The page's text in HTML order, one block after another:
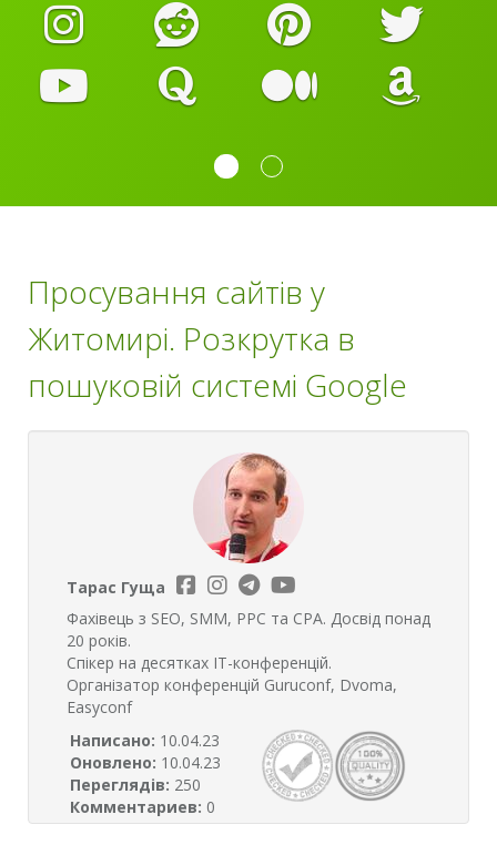
Просування сайтів у
Житомирі. Розкрутка в
пошуковій системі Google
Тарас Гуща
Фахівець з SEO, SMM, PPC та CPA. Досвід понад
20 років.
Спікер на десятках ІТ-конференцій.
Організатор конференцій Guruconf, Dvoma,
Easyconf
Написано: 10.04.23
Оновлено: 10.04.23
Переглядів: 250
Комментариев: 0